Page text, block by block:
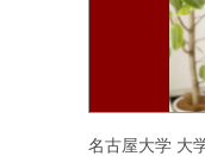
名古屋大学